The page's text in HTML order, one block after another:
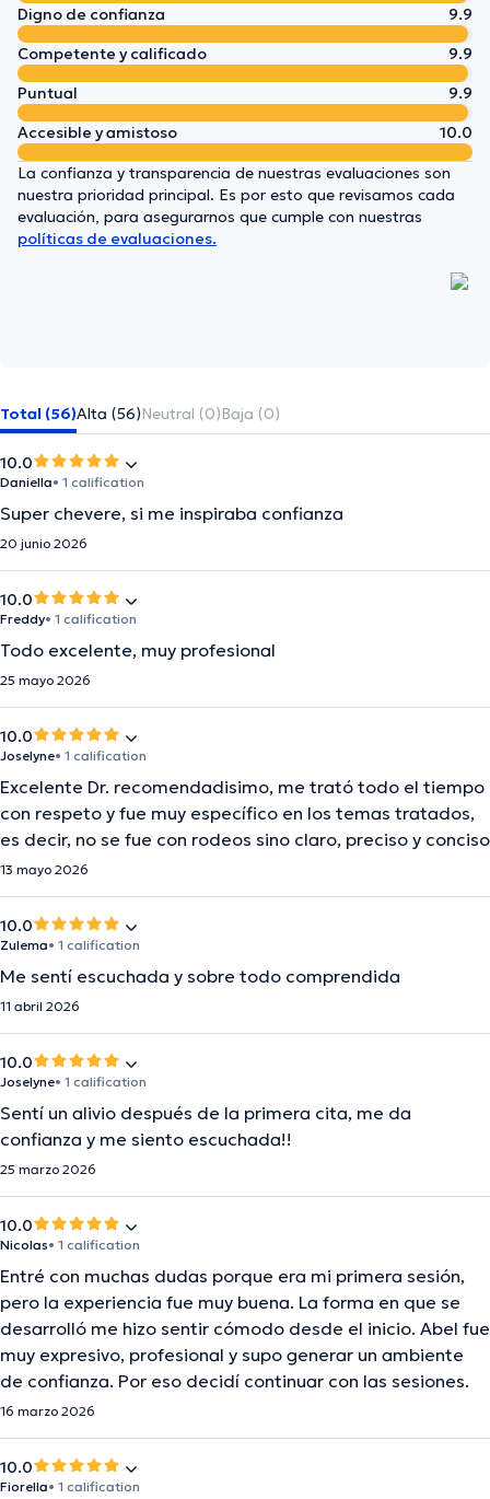
Digno de confianza
9.9
Competente y calificado
9.9
Puntual
9.9
Accesible y amistoso
10.0
La confianza y transparencia de nuestras evaluaciones son
nuestra prioridad principal. Es por esto que revisamos cada
evaluación, para asegurarnos que cumple con nuestras
políticas de evaluaciones.
Total (56)Alta (56)Neutral (0)Baja (0)
10.0
Daniella• 1 calification
Super chevere, si me inspiraba confianza
20 junio 2026
10.0
Freddy• 1 calification
Todo excelente, muy profesional
25 mayo 2026
10.0
Joselyne• 1 calification
Excelente Dr. recomendadisimo, me trató todo el tiempo
con respeto y fue muy específico en los temas tratados,
es decir, no se fue con rodeos sino claro, preciso y conciso
13 mayo 2026
10.0
Zulema• 1 calification
Me sentí escuchada y sobre todo comprendida
11 abril 2026
10.0
Joselyne• 1 calification
Sentí un alivio después de la primera cita, me da
confianza y me siento escuchada!!
25 marzo 2026
10.0
Nicolas• 1 calification
Entré con muchas dudas porque era mi primera sesión,
pero la experiencia fue muy buena. La forma en que se
desarrolló me hizo sentir cómodo desde el inicio. Abel fue
muy expresivo, profesional y supo generar un ambiente
de confianza. Por eso decidí continuar con las sesiones.
16 marzo 2026
10.0
Fiorella• 1 calification